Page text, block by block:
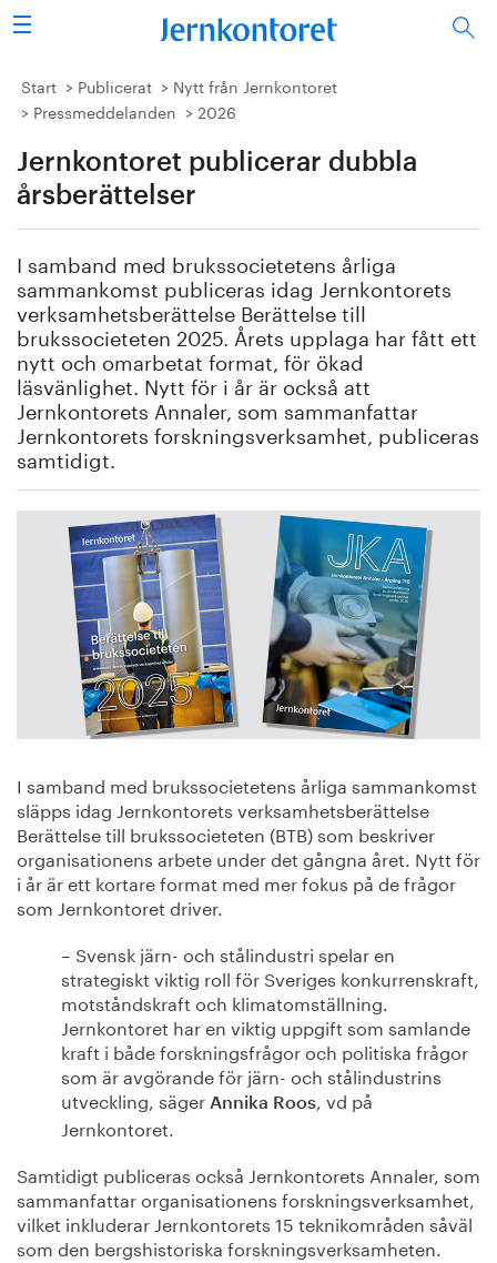
Sök
Stålindustrin
Forskning/utbildning
Energi/miljö
Vi tycker
Publicerat
Bildbank
Om oss
Start Publicerat
Nytt från Jernkontoret
Pressmeddelanden
2026
Jernkontoret publicerar dubbla
årsberättelser
I samband med brukssocietetens årliga
sammankomst publiceras idag Jernkontorets
verksamhetsberättelse Berättelse till
brukssocieteten 2025. Årets upplaga har fått ett
nytt och omarbetat format, för ökad
läsvänlighet. Nytt för i år är också att
Jernkontorets Annaler, som sammanfattar
Jernkontorets forskningsverksamhet, publiceras
samtidigt.
I samband med brukssocietetens årliga sammankomst
släpps idag Jernkontorets verksamhetsberättelse
Berättelse till brukssocieteten (BTB) som beskriver
organisationens arbete under det gångna året. Nytt för
i år är ett kortare format med mer fokus på de frågor
som Jernkontoret driver.
– Svensk järn- och stålindustri spelar en
strategiskt viktig roll för Sveriges konkurrenskraft,
motståndskraft och klimatomställning.
Jernkontoret har en viktig uppgift som samlande
kraft i både forskningsfrågor och politiska frågor
som är avgörande för järn- och stålindustrins
utveckling, säger Annika Roos, vd på
Jernkontoret.
Samtidigt publiceras också Jernkontorets Annaler, som
sammanfattar organisationens forskningsverksamhet,
vilket inkluderar Jernkontorets 15 teknikområden såväl
som den bergshistoriska forskningsverksamheten.